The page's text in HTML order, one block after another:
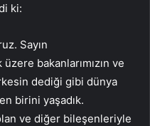
ki:
Sayın
bakanlarımızın ve
dediği gibi dünya
birini yaşadık.
ve diğer bileşenleriyle